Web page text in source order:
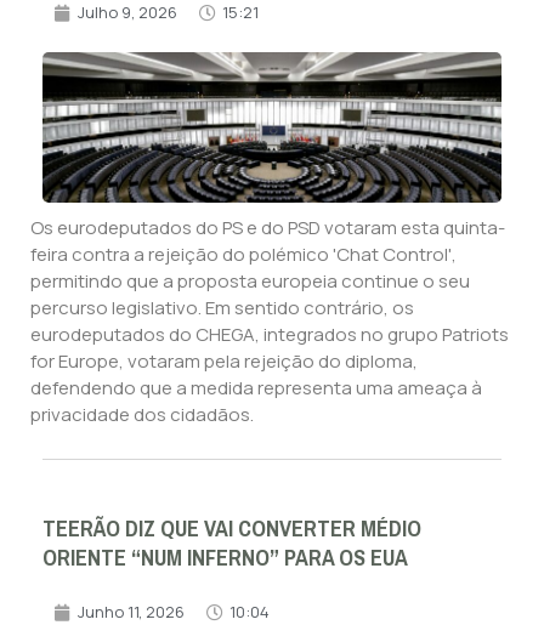
Julho 9, 2026 15:21
Os eurodeputados do PS e do PSD votaram esta quinta-
feira contra a rejeição do polémico 'Chat Control',
permitindo que a proposta europeia continue o seu
percurso legislativo. Em sentido contrário, os
eurodeputados do CHEGA, integrados no grupo Patriots
for Europe, votaram pela rejeição do diploma,
defendendo que a medida representa uma ameaça à
privacidade dos cidadãos.
TEERÃO DIZ QUE VAI CONVERTER MÉDIO
ORIENTE “NUM INFERNO” PARA OS EUA
Junho 11, 2026 10:04